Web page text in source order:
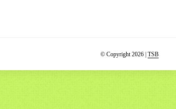
© Copyright 2026 | TSB